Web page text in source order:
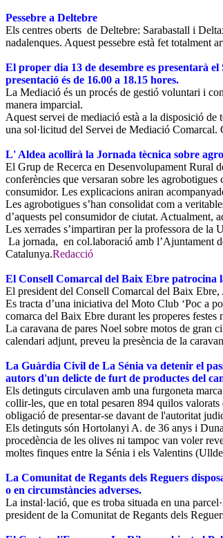
Pessebre a Deltebre
Els centres oberts de Deltebre: Sarabastall i
nadalenques. Aquest pessebre està fet totalment
El proper dia 13 de desembre es presentarà
presentació és de 16.00 a 18.15 hores.
La Mediació és un procés de gestió voluntari i
manera imparcial.
Aquest servei de mediació està a la disposició
una sol·licitud del Servei de Mediació Comarcal.
L' Aldea acollirà la Jornada tècnica sobre
El Grup de Recerca en Desenvolupament Rural
conferències que versaran sobre les
consumidor. Les explicacions aniran
Les agrobotigues s’han consolidat com a
d’aquests pel consumidor de ciutat. Actualment,
Les xerrades s’impartiran per la professora de
La jornada, en col.laboració amb l’Ajuntament
Catalunya.Redacció
El Consell Comarcal del Baix Ebre patrocina
El president del Consell Comarcal del Baix
Es tracta d’una iniciativa del Moto Club ‘Poc a
comarca del Baix Ebre durant les properes festes
La caravana de pares Noel sobre motos de gran
calendari adjunt, preveu la presència de la
La Guàrdia Civil de La Sénia va detenir el
autors d'un delicte de furt de productes del
Els detinguts circulaven amb una furgoneta
collir-les, que en total pesaren 894 quilos
obligació de presentar-se davant de l'autoritat
Els detinguts són Hortolanyi A. de 36 anys i
procedència de les olives ni tampoc van voler
moltes finques entre la Sénia i els Valentins
La Comunitat de Regants dels Reguers
o en circumstàncies adverses.
La instal·lació, que es troba situada en una
president de la Comunitat de Regants dels